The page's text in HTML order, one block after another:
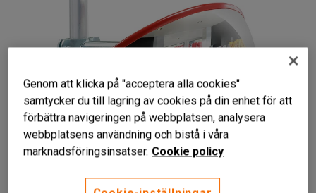
Genom att klicka på "acceptera alla cookies"
samtycker du till lagring av cookies på din enhet för att
förbättra navigeringen på webbplatsen, analysera
webbplatsens användning och bistå i våra
marknadsföringsinsatser. Cookie policy